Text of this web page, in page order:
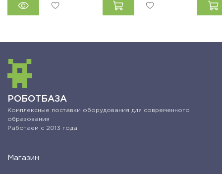
РОБОТБАЗА
Комплексные поставки оборудования для современного
образования
Работаем с 2013 года
Магазин